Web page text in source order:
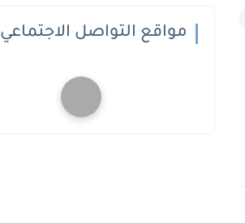
مواقع التواصل الاجتماعي